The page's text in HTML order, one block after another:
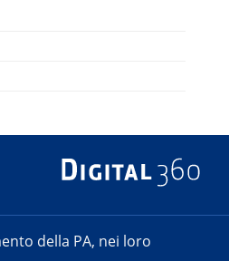
della PA, nei loro